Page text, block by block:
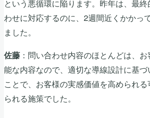
という悪循環に陥ります。昨年は、最
わせに対応するのに、2週間近くかかっ
ました。
佐藤 ：問い合わせ内容のほとんどは、
能な内容なので、適切な導線設計に基づ
ことで、お客様の実感価値を高められ
られる施策でした。